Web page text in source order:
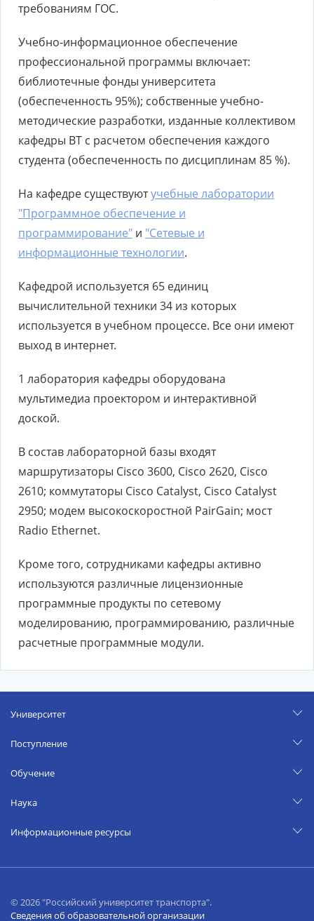
требованиям ГОС.
Учебно-информационное обеспечение
профессиональной программы включает:
библиотечные фонды университета
(обеспеченность 95%); собственные учебно-
методические разработки, изданные коллективом
кафедры ВТ с расчетом обеспечения каждого
студента (обеспеченность по дисциплинам 85 %).
На кафедре существуютучебные лаборатории
"Программное обеспечение и
программирование" и "Сетевые и
информационные технологии.
Кафедрой используется 65 единиц
вычислительной техники 34 из которых
используется в учебном процессе. Все они имеют
выход в интернет.
1 лаборатория кафедры оборудована
мультимедиа проектором и интерактивной
доской.
В состав лабораторной базы входят
маршрутизаторы Cisco 3600, Cisco 2620, Cisco
2610; коммутаторы Cisco Catalyst, Cisco Catalyst
2950; модем высокоскоростной PairGain; мост
Radio Ethernet.
Кроме того, сотрудниками кафедры активно
используются различные лицензионные
программные продукты по сетевому
моделированию, программированию, различные
расчетные программные модули.
Университет
Поступление
Обучение
Наука
Информационные ресурсы
© 2026 "Российский университет транспорта".
Сведения об образовательной организации